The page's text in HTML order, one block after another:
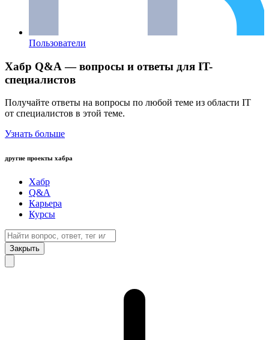
Пользователи
Хабр Q&A — вопросы и ответы для IT-
специалистов
Получайте ответы на вопросы по любой теме из области IT
от специалистов в этой теме.
Узнать больше
другие проекты хабра
Хабр
Q&A
Карьера
Курсы
Закрыть